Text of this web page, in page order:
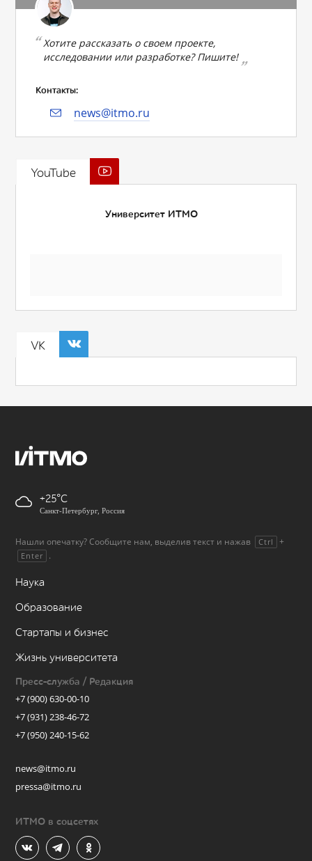
Хотите рассказать о своем проекте,
исследовании или разработке? Пишите!
Контакты:
news@itmo.ru
YouTube
Университет ИТМО
VK
+25
Санкт-Петербург, Россия
Нашли опечатку? Сообщите нам, выделив текст и нажав Ctrl +
Enter .
Наука
Образование
Стартапы и бизнес
Жизнь университета
Пресс-служба / Редакция
+7 (900) 630-00-10
+7 (931) 238-46-72
+7 (950) 240-15-62
news@itmo.ru
pressa@itmo.ru
ИТМО в соцсетях